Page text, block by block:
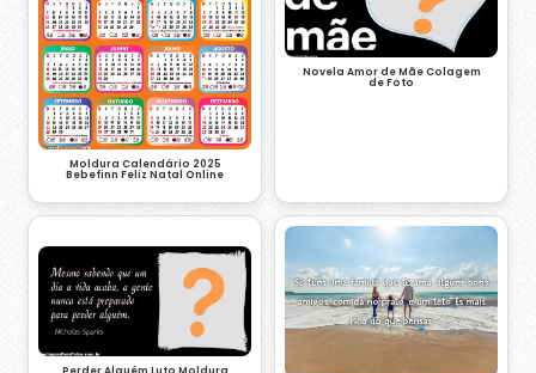
Moldura Calendário 2025
Bebefinn Feliz Natal Online
Novela Amor de Mãe Colagem
de Foto